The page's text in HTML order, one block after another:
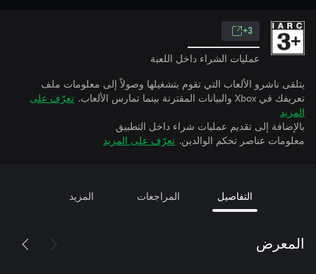
3+
عمليات الشراء داخل اللعبة
يتلقى ناشرو الألعاب التي تقوم بتشغيلها وصولاً إلى معلومات ملف
تعريفك في Xbox والبيانات المقترنة بينما تمارس الألعاب.
تعرّف على
المزيد
بالإضافة إلى تقديم عمليات شراء داخل التطبيق
معلومات عناصر تحكم الوالدين. تعرّف على المزيد
التفاصيل المراجعات المزيد
المعرض